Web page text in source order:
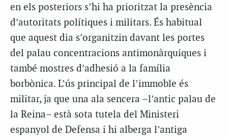
en els posteriors s’hi ha prioritzat la presència
d’autoritats polítiques i militars. És habitual
que aquest dia s’organitzin davant les portes
del palau concentracions antimonàrquiques i
també mostres d’adhesió a la família
borbònica. L’ús principal de l’immoble és
militar, ja que una ala sencera –l’antic palau de
la Reina– està sota tutela del Ministeri
espanyol de Defensa i hi alberga l’antiga